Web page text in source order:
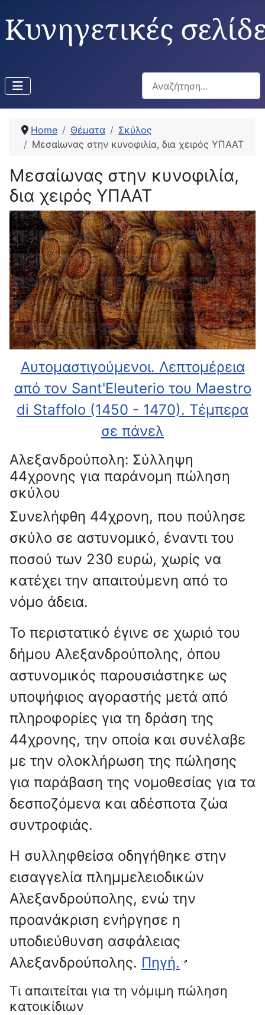
Κυνηγετικές
Αναζήτηση...
Home Θέματα
Σκύλος
Μεσαίωνας στην κυνοφιλία, δια χειρός ΥΠΑΑΤ
Μεσαίωνας στην κυνοφιλία,
δια χειρός ΥΠΑΑΤ
Αυτομαστιγούμενοι. Λεπτομέρεια
από τον Sant'Eleuterio του Maestro
di Staffolo (1450 - 1470). Τέμπερα
σε πάνελ
Αλεξανδρούπολη: Σύλληψη
44χρονης για παράνομη πώληση
σκύλου
Συνελήφθη 44χρονη, που πούλησε
σκύλο σε αστυνομικό, έναντι του
ποσού των 230 ευρώ, χωρίς να
κατέχει την απαιτούμενη από το
νόμο άδεια.
Το περιστατικό έγινε σε χωριό του
δήμου Αλεξανδρούπολης, όπου
αστυνομικός παρουσιάστηκε ως
υποψήφιος αγοραστής μετά από
πληροφορίες για τη δράση της
44χρονης, την οποία και συνέλαβε
με την ολοκλήρωση της πώλησης
για παράβαση της νομοθεσίας για τα
δεσποζόμενα και αδέσποτα ζώα
συντροφιάς.
Η συλληφθείσα οδηγήθηκε στην
εισαγγελία πλημμελειοδικών
Αλεξανδρούπολης, ενώ την
προανάκριση ενήργησε η
υποδιεύθυνση ασφάλειας
Αλεξανδρούπολης. Πηγή.
Τι απαιτείται για τη νόμιμη πώληση
κατοικίδιων